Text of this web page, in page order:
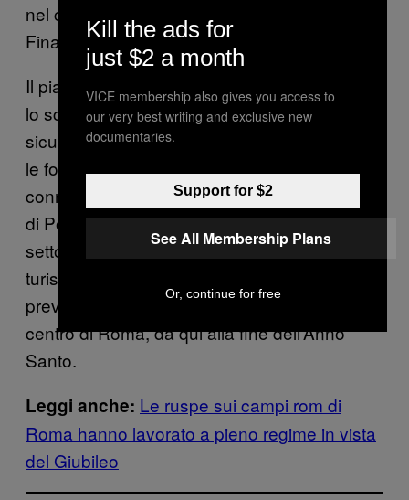
nel comunicato diffuso dalla Guardia di
Finanza.
Il piano anti-frode coordinato dal Ministero ha
lo scopo di “assistere i pellegrini; elevare la
sicurezza percepita dai visitatori e contrastare
le forme di abusivismo e di irregolarità
connesse all’evento.” Tra gli ambiti nel mirino
di Polizia e Finanza ci sono l’abusivismo nel
settore commerciale, in quello ricettivo,
turistico o dei trasporti. Il Piano Jubilaeum
prevede l’utilizzo di “fino a 32 pattuglie” nel
centro di Roma, da qui alla fine dell’Anno
Santo.
Leggi anche: Le ruspe sui campi rom di
Roma hanno lavorato a pieno regime in vista
del Giubileo
Kill the ads for
just $2 a month
VICE membership also gives you access to
our very best writing and exclusive new
documentaries.
Support for $2
See All Membership Plans
Or, continue for free